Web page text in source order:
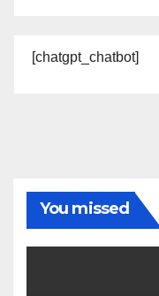
[chatgpt_chatbot]
You missed